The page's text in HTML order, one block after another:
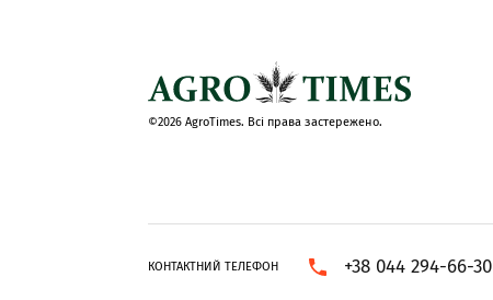
©2026 AgroTimes. Всі права застережено.
КОНТАКТНИЙ ТЕЛЕФОН +38 044 294-66-30